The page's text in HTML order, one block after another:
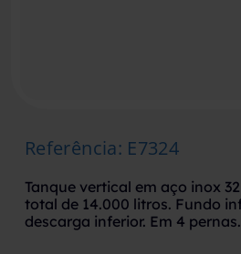
Referência: E7324
Tanque vertical em aço inox
total de 14.000 litros. Fundo
descarga inferior. Em 4 pernas.